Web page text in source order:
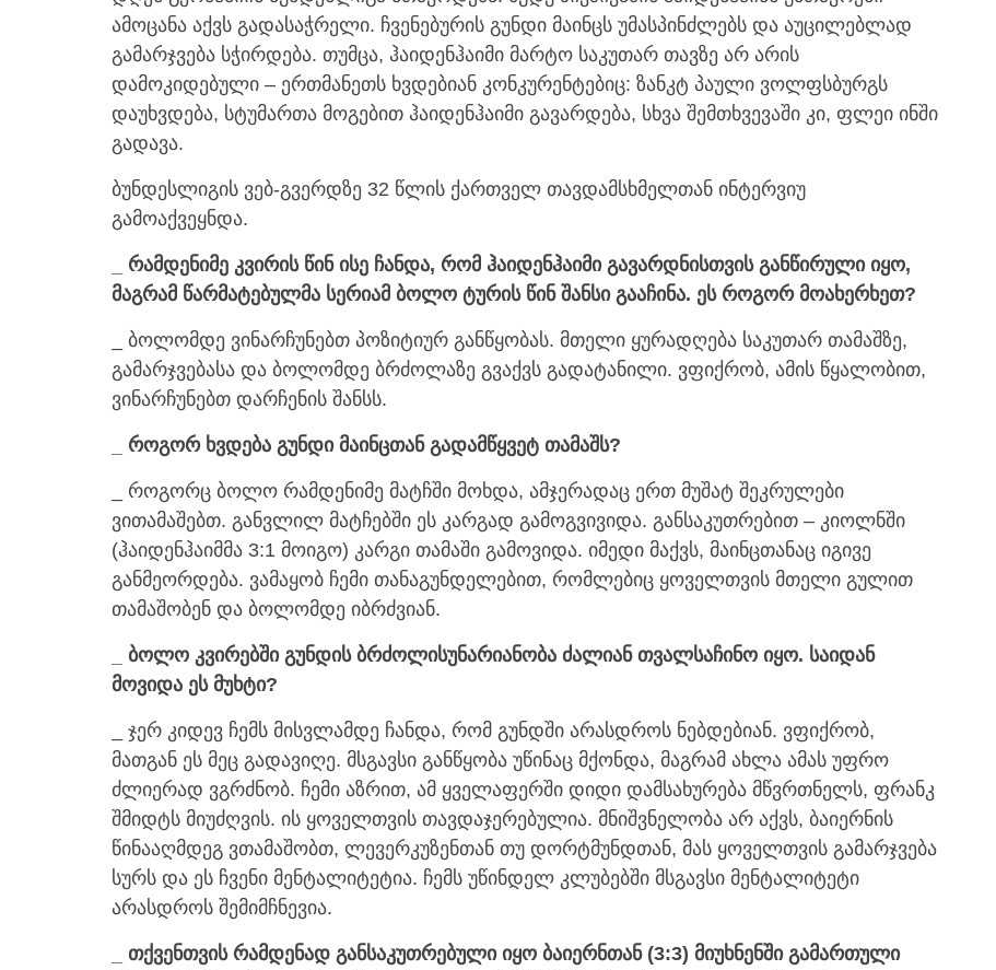
ამოცანა აქვს გადასაჭრელი. ჩვენებურის გუნდი მაინცს უმასპინძლებს და აუცილებლად
გამარჯვება სჭირდება. თუმცა, ჰაიდენჰაიმი მარტო საკუთარ თავზე არ არის
დამოკიდებული – ერთმანეთს ხვდებიან კონკურენტებიც: ზანკტ პაული ვოლფსბურგს
დაუხვდება, სტუმართა მოგებით ჰაიდენჰაიმი გავარდება, სხვა შემთხვევაში კი, ფლეი ინში
გადავა.
ბუნდესლიგის ვებ-გვერდზე 32 წლის ქართველ თავდამსხმელთან ინტერვიუ
გამოაქვეყნდა.
_ რამდენიმე კვირის წინ ისე ჩანდა, რომ ჰაიდენჰაიმი გავარდნისთვის განწირული იყო,
მაგრამ წარმატებულმა სერიამ ბოლო ტურის წინ შანსი გააჩინა. ეს როგორ მოახერხეთ?
_ ბოლომდე ვინარჩუნებთ პოზიტიურ განწყობას. მთელი ყურადღება საკუთარ თამაშზე,
გამარჯვებასა და ბოლომდე ბრძოლაზე გვაქვს გადატანილი. ვფიქრობ, ამის წყალობით,
ვინარჩუნებთ დარჩენის შანსს.
_ როგორ ხვდება გუნდი მაინცთან გადამწყვეტ თამაშს?
_ როგორც ბოლო რამდენიმე მატჩში მოხდა, ამჯერადაც ერთ მუშატ შეკრულები
ვითამაშებთ. განვლილ მატჩებში ეს კარგად გამოგვივიდა. განსაკუთრებით – კიოლნში
(ჰაიდენჰაიმმა 3:1 მოიგო) კარგი თამაში გამოვიდა. იმედი მაქვს, მაინცთანაც იგივე
განმეორდება. ვამაყობ ჩემი თანაგუნდელებით, რომლებიც ყოველთვის მთელი გულით
თამაშობენ და ბოლომდე იბრძვიან.
_ ბოლო კვირებში გუნდის ბრძოლისუნარიანობა ძალიან თვალსაჩინო იყო. საიდან
მოვიდა ეს მუხტი?
_ ჯერ კიდევ ჩემს მისვლამდე ჩანდა, რომ გუნდში არასდროს ნებდებიან. ვფიქრობ,
მათგან ეს მეც გადავიღე. მსგავსი განწყობა უწინაც მქონდა, მაგრამ ახლა ამას უფრო
ძლიერად ვგრძნობ. ჩემი აზრით, ამ ყველაფერში დიდი დამსახურება მწვრთნელს, ფრანკ
შმიდტს მიუძღვის. ის ყოველთვის თავდაჯერებულია. მნიშვნელობა არ აქვს, ბაიერნის
წინააღმდეგ ვთამაშობთ, ლევერკუზენთან თუ დორტმუნდთან, მას ყოველთვის გამარჯვება
სურს და ეს ჩვენი მენტალიტეტია. ჩემს უწინდელ კლუბებში მსგავსი მენტალიტეტი
არასდროს შემიმჩნევია.
_ თქვენთვის რამდენად განსაკუთრებული იყო ბაიერნთან (3:3) მიუხნენში გამართული